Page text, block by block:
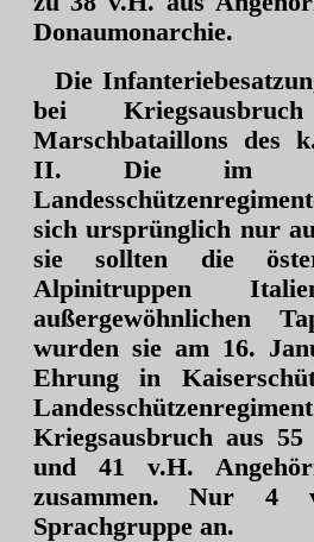
Donaumonarchie.
Die
bei
Marschbataillons des
II. Die im
sich ursprünglich nur
sie sollten die
Alpinitruppen
außergewöhnlichen
wurden sie am 16.
Ehrung in
Kriegsausbruch aus
und 41 v.H.
zusammen. Nur 4
Sprachgruppe an.